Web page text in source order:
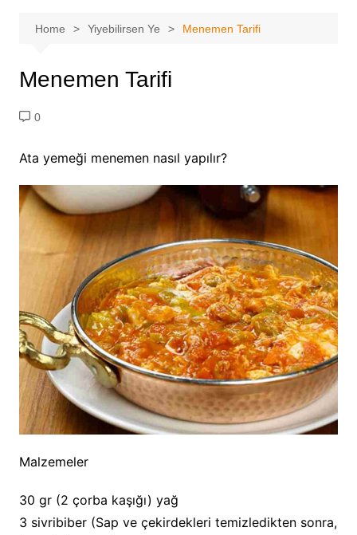
Home Yiyebilirsen Ye Menemen Tarifi
Menemen Tarifi
0
Ata yemeği menemen nasıl yapılır?
Malzemeler
30 gr (2 çorba kaşığı) yağ
3 sivribiber (Sap ve çekirdekleri temizledikten sonra,